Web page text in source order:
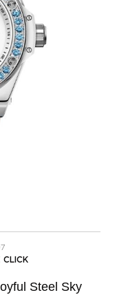
CLICK
Steel Sky